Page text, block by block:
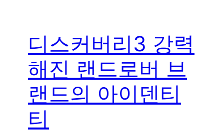
디스커버리3 강력
해진 랜드로버 브
랜드의 아이덴티
티